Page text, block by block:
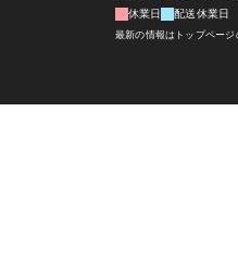
休業日
配送休業日
最新の情報はトップページ